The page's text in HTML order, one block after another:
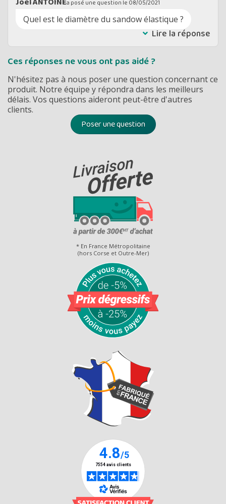
a posé une question le 08/05/2021
Quel est le diamètre du sandow élastique ?
Lire la réponse
Ces réponses ne vous ont pas aidé ?
N'hésitez pas à nous poser une question concernant ce
produit. Notre équipe y répondra dans les meilleurs
délais. Vos questions aideront peut-être d'autres
clients.
Poser une question
* En France Métropolitaine
(hors Corse et Outre-Mer)